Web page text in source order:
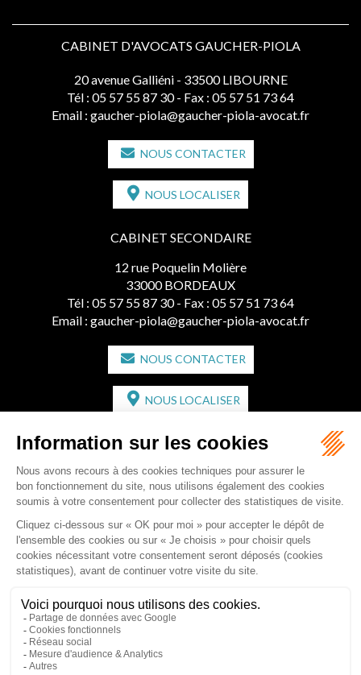
CABINET D'AVOCATS GAUCHER-PIOLA
20 avenue Galliéni - 33500 LIBOURNE
Tél : 05 57 55 87 30 - Fax : 05 57 51 73 64
Email : gaucher-piola@gaucher-piola-avocat.fr
NOUS CONTACTER
NOUS LOCALISER
CABINET SECONDAIRE
12 rue Poquelin Molière
33000 BORDEAUX
Tél : 05 57 55 87 30 - Fax : 05 57 51 73 64
Email : gaucher-piola@gaucher-piola-avocat.fr
NOUS CONTACTER
NOUS LOCALISER
CABINET SECONDAIRE
2 bis Avenue de l'Europe
33350 ST MAGNE-DE-CASTILLON
Tél :05 57 55 87 30 - Fax : 05 57 51 73 64
Email :gaucher-piola@gaucher-piola-avocat.fr
NOUS CONTACTER
NOUS LOCALISER